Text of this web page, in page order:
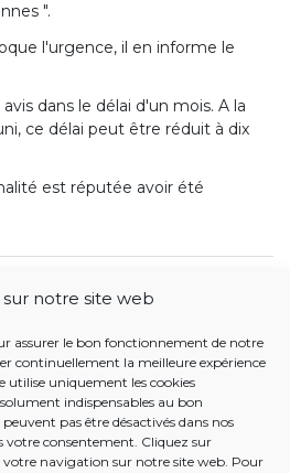
sur notre site web
assurer le bon fonctionnement de notre
continuellement la meilleure expérience
utilise uniquement les cookies
indispensables au bon
pas être désactivés dans nos
votre consentement. Cliquez sur
navigation sur notre site web. Pour
".
l'urgence, il en informe le
dans le délai d'un mois. A la
ce délai peut être réduit à dix
est réputée avoir été
20, 008; En vigueur : 28-08-2023>
JUSTEL
portant création de l'Office
de l'aide aux personnes et